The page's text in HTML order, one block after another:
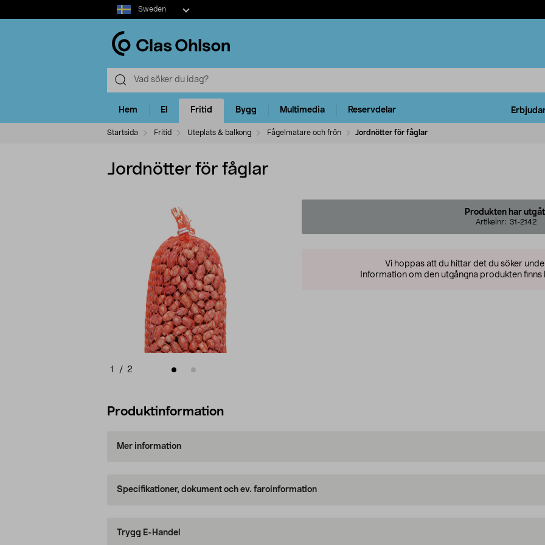
Select
market
Sweden
Hem El Fritid Bygg Multimedia Reservdelar
Startsida Fritid Uteplats & balkong Fågelmatare och frön Jordnötter för fåglar
Jordnötter för fåglar
1 / 2
Produkten har
Artikelnr: 31-2142
Vi hoppas att du hittar det du söker
Information om den utgångna produkten finns
Produktinformation
Mer information
Specifikationer, dokument och ev. faroinformation
Trygg E-Handel